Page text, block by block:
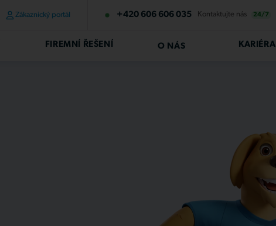
Zákaznický portál +420 606 606 035 Kontaktujte nás 24/7
FIREMNÍ ŘEŠENÍ O NÁS KARIÉRA